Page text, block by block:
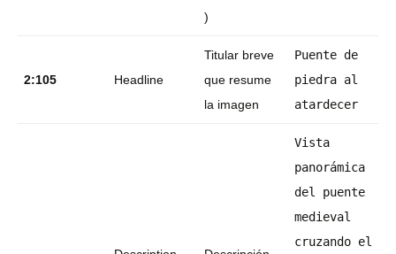
)
2:105 Headline
Titular breve
que resume
la imagen
Puente de
piedra al
atardecer
Vista
panorámica
del puente
medieval
cruzando el